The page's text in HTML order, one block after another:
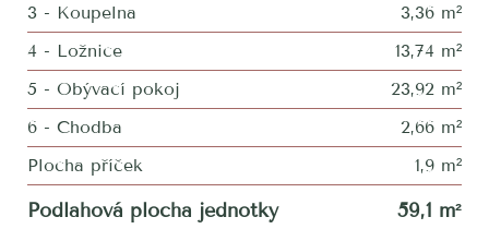
3 - Koupelna
3,36 m²
4 - Ložnice
13,74 m²
5 - Obývací pokoj
23,92 m²
6 - Chodba
2,66 m²
Plocha příček
1,9 m²
Podlahová plocha jednotky 59,1 m²